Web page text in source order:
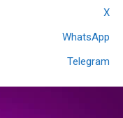
X
WhatsApp
Telegram